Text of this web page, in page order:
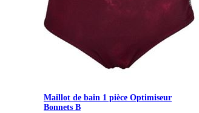
Maillot de bain 1 pièce Optimiseur
Bonnets B